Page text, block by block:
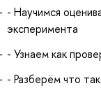
- Научимся
эксперимента
- Узнаем как
- Разберём что